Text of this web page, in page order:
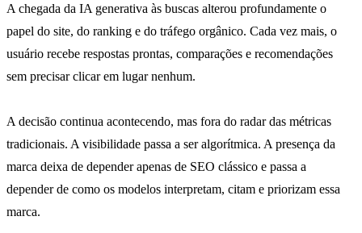
A chegada da IA generativa às buscas alterou profundamente o
papel do site, do ranking e do tráfego orgânico. Cada vez mais, o
usuário recebe respostas prontas, comparações e recomendações
sem precisar clicar em lugar nenhum.
A decisão continua acontecendo, mas fora do radar das métricas
tradicionais. A visibilidade passa a ser algorítmica. A presença da
marca deixa de depender apenas de SEO clássico e passa a
depender de como os modelos interpretam, citam e priorizam essa
marca.